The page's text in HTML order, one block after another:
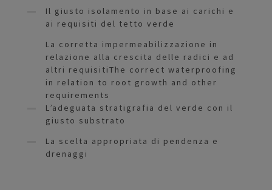
Il giusto isolamento in base ai carichi e
ai requisiti del tetto verde
La corretta impermeabilizzazione in
relazione alla crescita delle radici e ad
altri requisitiThe correct waterproofing
in relation to root growth and other
requirements
L’adeguata stratigrafia del verde con il
giusto substrato
La scelta appropriata di pendenza e
drenaggi